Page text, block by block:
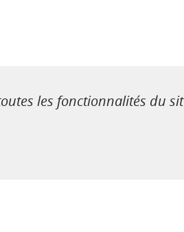
les fonctionnalités du